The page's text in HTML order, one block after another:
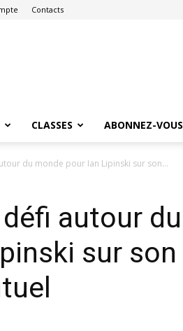
Contacts
CLASSES ABONNEZ-VOUS
du monde pour Ian Lipinski sur son...
autour du
sur son